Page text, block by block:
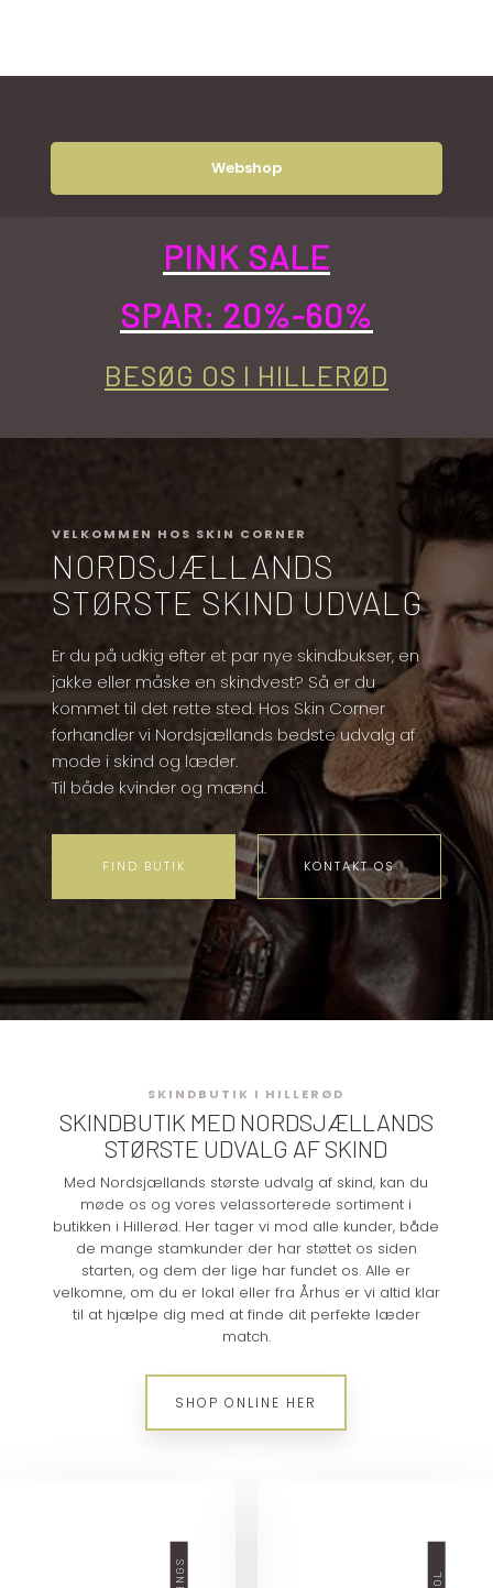
Webshop
PINK SALE
SPAR: 20%-60%
BESØG OS I HILLERØD
VELKOMMEN HOS SKIN CORNER​
NORDSJÆLLANDS
STØRSTE SKIND UDVALG
Er du på udkig efter et par nye skindbukser, en
jakke eller måske en skindvest? ​Så er du
kommet til det rette sted. Hos Skin Corner
forhandler vi Nordsjællands bedste udvalg af
mode i skind og læder.
Til både kvinder og mænd.
​FIND BUTIK KONTAKT OS
SKINDBUTIK I HILLERØD
​SKINDBUTIK MED NORDSJÆLLANDS
STØRSTE UDVALG AF SKIND
Med Nordsjællands største udvalg af skind, kan du
møde os og vores velassorterede sortiment i
butikken i Hillerød. Her tager vi mod alle kunder, både
de mange stamkunder der har støttet os siden
starten, og dem der lige har fundet os. Alle er
velkomne, om du er lokal eller fra Århus er vi altid klar
til at hjælpe dig med at finde dit perfekte læder
match.
SHOP ONLINE HER